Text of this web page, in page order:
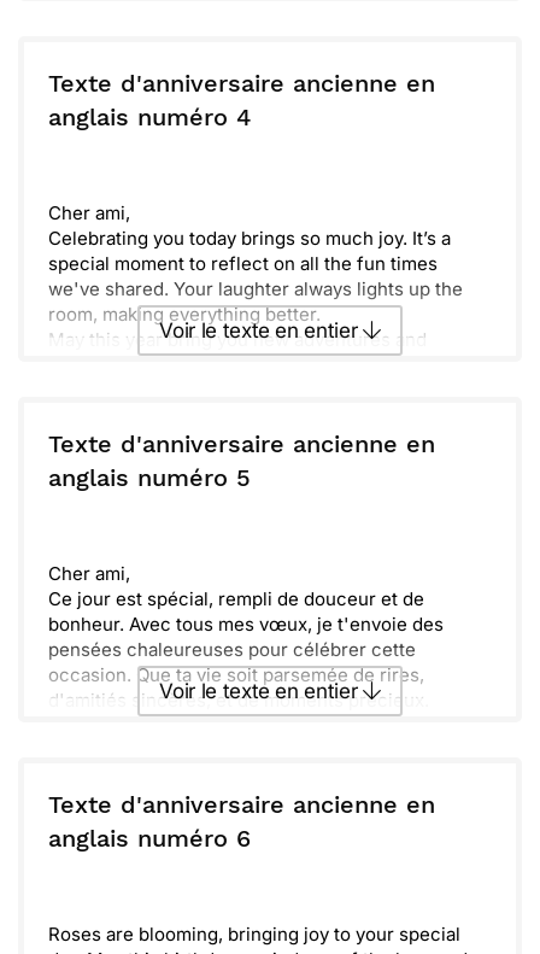
dreams waiting to be realized.
Endless possibilities are ahead of you, dear
[Daughter/Name]. Cherish today and every moment.
ou : Copier
Texte d'anniversaire ancienne en
anglais numéro 4
Cher ami,
Celebrating you today brings so much joy. It’s a
special moment to reflect on all the fun times
we've shared. Your laughter always lights up the
room, making everything better.
May this year bring you new adventures and
Glad to share this day with you. Happy birthday, and
here’s to many more wonderful memories together!
Voir le texte en entier
ou : Copier
Texte d'anniversaire ancienne en
anglais numéro 5
Cher ami,
Ce jour est spécial, rempli de douceur et de
bonheur. Avec tous mes vœux, je t'envoie des
pensées chaleureuses pour célébrer cette
occasion. Que ta vie soit parsemée de rires,
d'amitiés sincères, et de moments précieux.
surprises sont au rendez-vous. Entoure-toi de ceux
que tu aimes, car ils sont la clé de ton bonheur.
Soyons prêts à créer encore plus de souvenirs
Voir le texte en entier
ou : Copier
Texte d'anniversaire ancienne en
anglais numéro 6
Roses are blooming, bringing joy to your special